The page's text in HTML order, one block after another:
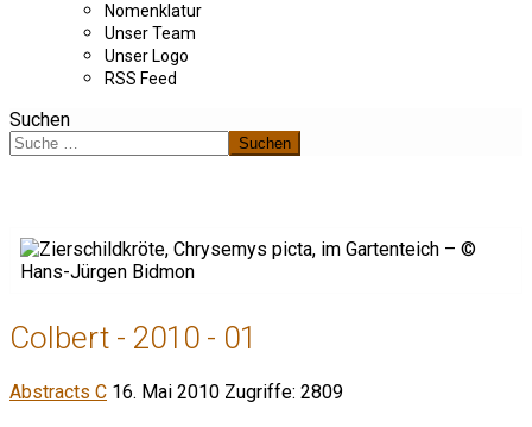
Nomenklatur
Unser Team
Unser Logo
RSS Feed
Suchen
Suchen
Colbert - 2010 - 01
Abstracts C 16. Mai 2010 Zugriffe: 2809